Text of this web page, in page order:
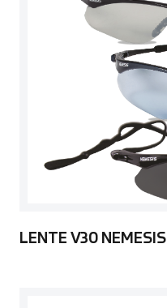
LENTE V30 NEMESIS